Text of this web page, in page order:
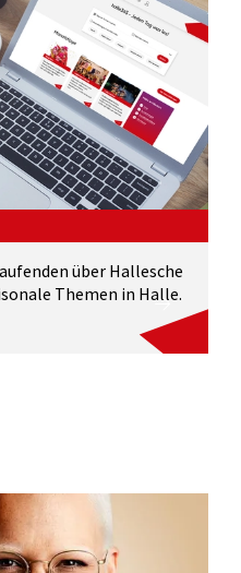
über Hallesche
Themen in Halle.